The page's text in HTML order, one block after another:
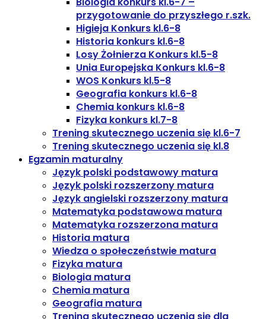
przygotowanie do przyszłego r.szk.
Higieja Konkurs kl.6-8
Historia konkurs kl.6-8
Losy Żołnierza Konkurs kl.5-8
Unia Europejska Konkurs kl.6-8
WOS Konkurs kl.5-8
Geografia konkurs kl.6-8
Chemia konkurs kl.6-8
Fizyka konkurs kl.7-8
Trening skutecznego uczenia się kl.6-7
Trening skutecznego uczenia się kl.8
Egzamin maturalny
Język polski podstawowy matura
Język polski rozszerzony matura
Język angielski rozszerzony matura
Matematyka podstawowa matura
Matematyka rozszerzona matura
Historia matura
Wiedza o społeczeństwie matura
Fizyka matura
Biologia matura
Chemia matura
Geografia matura